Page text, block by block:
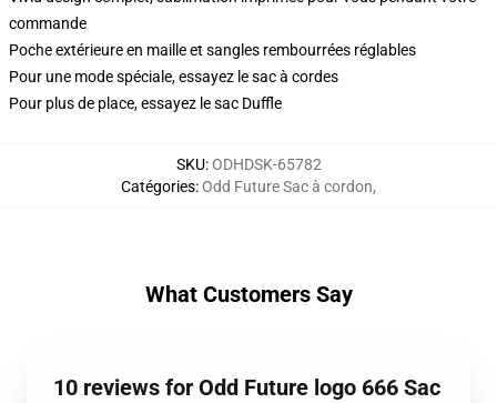
commande
Poche extérieure en maille et sangles rembourrées réglables
Pour une mode spéciale, essayez le sac à cordes
Pour plus de place, essayez le sac Duffle
SKU:ODHDSK-65782
Catégories:Odd Future Sac à cordon,
What Customers Say
10 reviews for Odd Future logo 666 Sac